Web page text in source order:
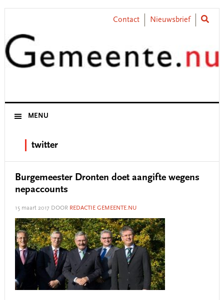
Skip
primary
navigation
Skip
content
Skip
primary
sidebar
Skip
footer
Contact Nieuwsbrief
MENU
twitter
Burgemeester Dronten doet aangifte wegens
nepaccounts
15 maart 2017 DOOR REDACTIE GEMEENTE.NU